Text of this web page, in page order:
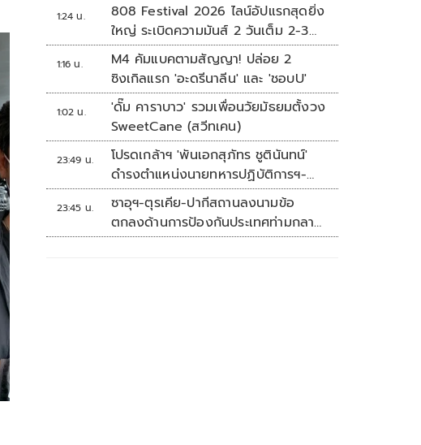
1:24 น.
808 Festival 2026 ไลน์อัปแรกสุดยิ่ง
ใหญ่ ระเบิดความมันส์ 2 วันเต็ม 2-3
ต.ค.นี้
1:16 น.
M4 คัมแบคตามสัญญา! ปล่อย 2
ซิงเกิลแรก 'อะดรีนาลีน' และ 'ชอบU'
1:02 น.
'ดั๊ม คาราบาว' รวมเพื่อนวัยมัธยมตั้งวง
SweetCane (สวีทเคน)
23:49 น.
โปรดเกล้าฯ 'พันเอกสุภัทร ชูตินันทน์'
ดำรงตำแหน่งนายทหารปฏิบัติการฯ-
พระราชทานยศ 'พลตรี'
23:45 น.
ซาอุฯ-ตุรเคีย-ปากีสถานลงนามข้อ
ตกลงด้านการป้องกันประเทศท่ามกลาง
สงครามในภูมิภาค